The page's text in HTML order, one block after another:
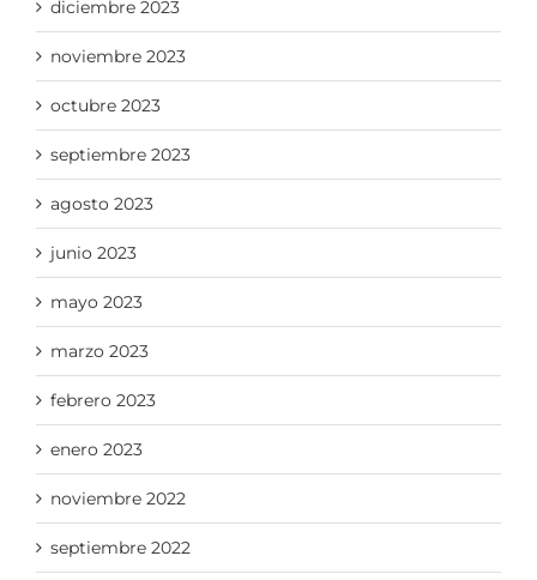
diciembre 2023
noviembre 2023
octubre 2023
septiembre 2023
agosto 2023
junio 2023
mayo 2023
marzo 2023
febrero 2023
enero 2023
noviembre 2022
septiembre 2022